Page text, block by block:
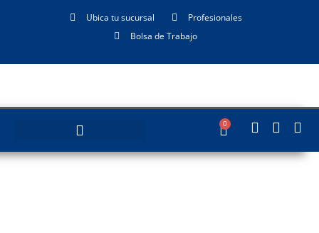
Ubica tu sucursal
Profesionales
Bolsa de Trabajo
0